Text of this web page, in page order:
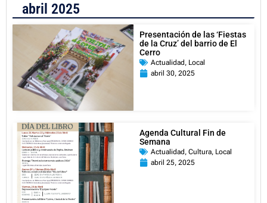
abril 2025
Presentación de las ‘Fiestas
de la Cruz’ del barrio de El
Cerro
Actualidad , Local
abril 30, 2025
Agenda Cultural Fin de
Semana
Actualidad , Cultura, Local
abril 25, 2025